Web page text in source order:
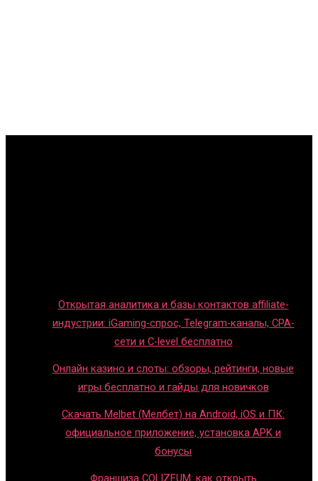
Открытая аналитика и базы контактов affiliate-
индустрии: iGaming-спрос, Telegram-каналы, CPA-
сети и C-level бесплатно
Онлайн казино и слоты: обзоры, рейтинги, новые
игры бесплатно и гайды для новичков
Скачать Melbet (Мелбет) на Android, iOS и ПК:
официальное приложение, установка APK и
бонусы
Франшиза COLIZEUM: как открыть